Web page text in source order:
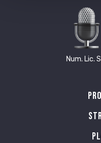
Num. Lic.